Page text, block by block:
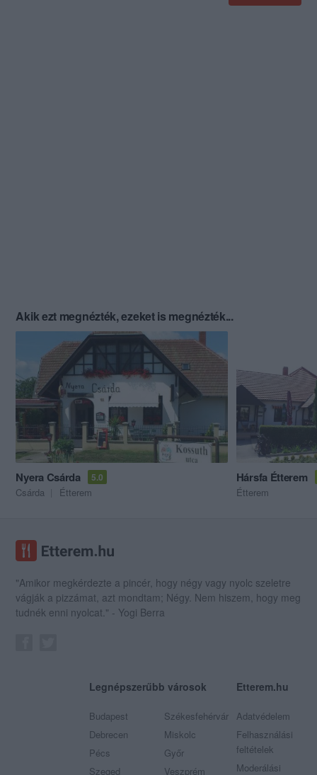
Akik ezt megnézték, ezeket is megnézték...
Nyera Csárda 5.0
Csárda Étterem
Hársfa Étterem
Étterem
"Amikor megkérdezte a pincér, hogy négy vagy nyolc szeletre
vágják a pizzámat, azt mondtam; Négy. Nem hiszem, hogy meg
tudnék enni nyolcat." - Yogi Berra
Legnépszerűbb városok
Budapest
Debrecen
Pécs
Szeged
Székesfehérvár
Miskolc
Győr
Veszprém
Etterem.hu
Adatvédelem
Felhasználási
feltételek
Moderálási